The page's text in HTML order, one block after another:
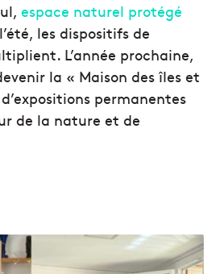
espace naturel protégé
les dispositifs de
L’année prochaine,
la « Maison des îles et
permanentes
de la nature et de